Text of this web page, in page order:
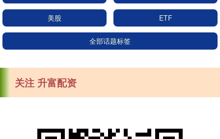
美股 ETF
全部话题标签
关注 升富配资